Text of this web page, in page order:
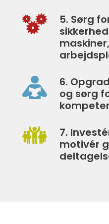
5. Sørg
6.
og sørg
7.
motivér